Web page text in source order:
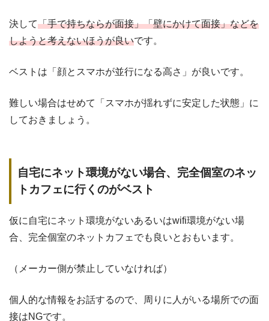
決して「手で持ちならが面接」「壁にかけて面接」などを
しようと考えないほうが良いです。
ベストは「顔とスマホが並行になる高さ」が良いです。
難しい場合はせめて「スマホが揺れずに安定した状態」に
しておきましょう。
自宅にネット環境がない場合、完全個室のネッ
トカフェに行くのがベスト
仮に自宅にネット環境がないあるいはwifi環境がない場
合、完全個室のネットカフェでも良いとおもいます。
（メーカー側が禁止していなければ）
個人的な情報をお話するので、周りに人がいる場所での面
接はNGです。